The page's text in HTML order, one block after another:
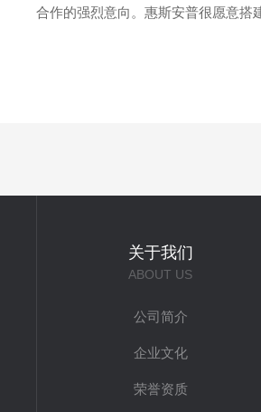
合作的强烈意向。惠斯安普很愿意搭
关于我们
ABOUT US
公司简介
企业文化
荣誉资质